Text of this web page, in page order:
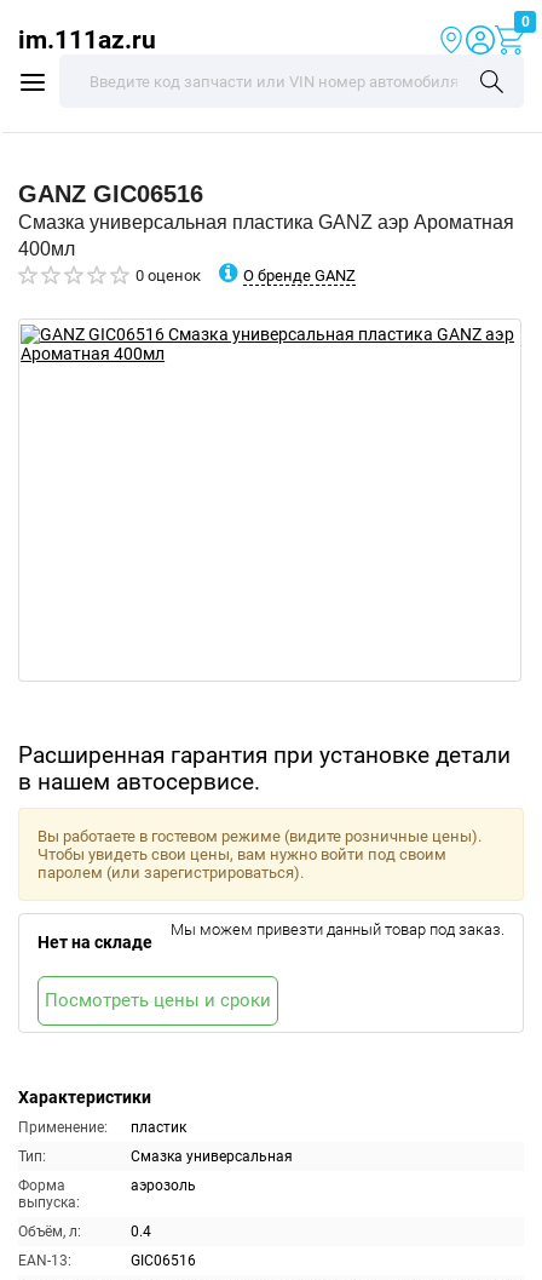
im.111az.ru
0
GANZ GIC06516
Смазка универсальная пластика GANZ аэр Ароматная
400мл
0 оценок О бренде GANZ
Расширенная гарантия при установке детали
в нашем автосервисе.
Характеристики
Применение:
пластик
Тип:
Смазка универсальная
Форма
выпуска:
аэрозоль
Объём, л:
0.4
EAN-13:
GIC06516
Вы работаете в гостевом режиме (видите розничные цены).
Чтобы увидеть свои цены, вам нужно войти под своим
паролем (или зарегистрироваться).
Нет на складе
Мы можем привезти данный товар под заказ.
Посмотреть цены и сроки